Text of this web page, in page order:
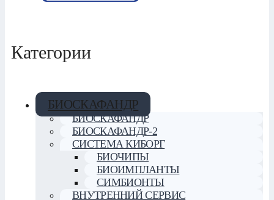
Категории
БИОСКАФАНДР
БИОСКАФАНДР
БИОСКАФАНДР-2
СИСТЕМА КИБОРГ
БИОЧИПЫ
БИОИМПЛАНТЫ
СИМБИОНТЫ
ВНУТРЕННИЙ СЕРВИС